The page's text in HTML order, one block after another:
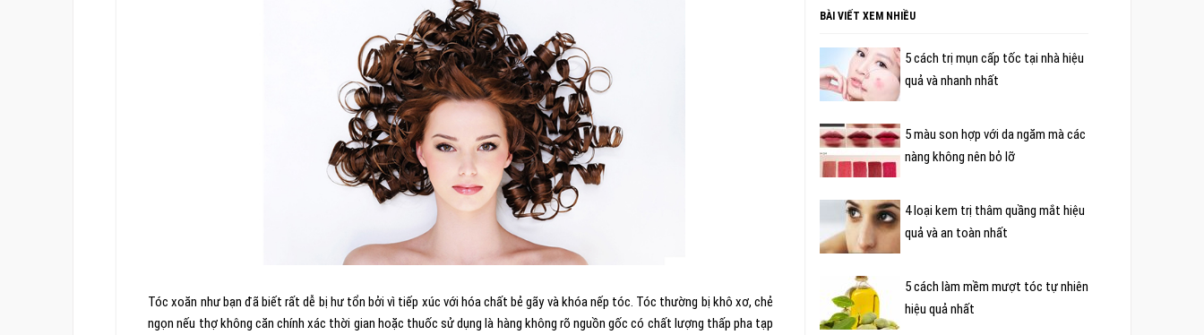
Tóc xoăn như bạn đã biết rất dễ bị hư tổn bởi vì tiếp xúc với hóa chất bẻ gãy và khóa nếp tóc. Tóc thường bị khô xơ, chẻ
ngọn nếu thợ không căn chính xác thời gian hoặc thuốc sử dụng là hàng không rõ nguồn gốc có chất lượng thấp pha tạp
BÀI VIẾT XEM NHIỀU
5 cách trị mụn cấp tốc tại nhà hiệu
quả và nhanh nhất
5 màu son hợp với da ngăm mà các
nàng không nên bỏ lỡ
4 loại kem trị thâm quầng mắt hiệu
quả và an toàn nhất
5 cách làm mềm mượt tóc tự nhiên
hiệu quả nhất